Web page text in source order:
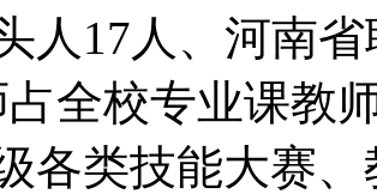
人17人、河南
占全校专业课教
各类技能大赛